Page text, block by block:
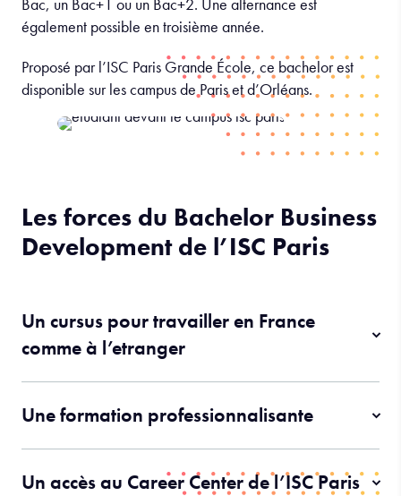
également possible en troisième année.
Proposé par l’ISC Paris Grande École, ce bachelor est
disponible sur les campus de Paris et d’Orléans.
Les forces du Bachelor Business
Development de l’ISC Paris
Un cursus pour travailler en France
comme à l’etranger
Une formation professionnalisante
Un accès au Career Center de l’ISC Paris